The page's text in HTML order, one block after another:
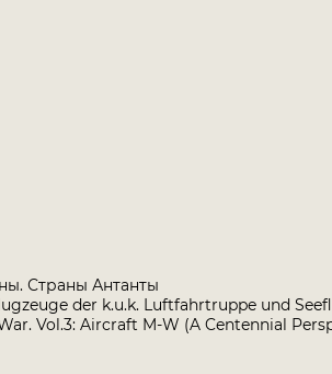
Страны Антанты
der k.u.k. Luftfahrtruppe und
Vol.3: Aircraft M-W (A Centennial